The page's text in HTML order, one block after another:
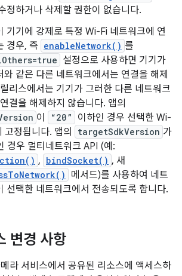
정하거나 삭제할 권한이 없습니다.
기기에 강제로 특정 Wi-Fi 네트워크에 연
경우, 즉 enableNetwork() 를
설정으로 사용하면 기기가
와 같은 다른 네트워크에서는 연결을 해제
리스에서는 기기가 그러한 다른 네트워크
결을 해제하지 않습니다. 앱의
이 “20”
이하인 경우 선택한 Wi-
고정됩니다. 앱의
targetSdkVersion 가
경우 멀티네트워크 API (예:
, bindSocket() , 새
메서드)를 사용하여 네트
선택한 네트워크에서 전송되도록 합니다.
변경 사항
라 서비스에서 공유된 리소스에 액세스하